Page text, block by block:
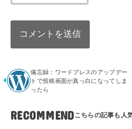
備忘録：ワードプレスのアップデー
トで投稿画面が真っ白になってしま
ったら
RECOMMEND